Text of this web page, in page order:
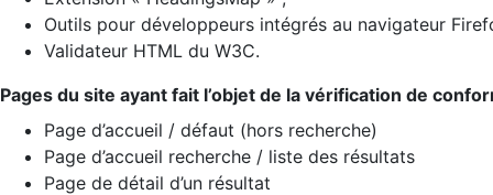
Outils pour développeurs intégrés au navigateur
Validateur HTML du W3C.
Pages du site ayant fait l’objet de la vérification de
Page d’accueil / défaut (hors recherche)
Page d’accueil recherche / liste des résultats
Page de détail d’un résultat